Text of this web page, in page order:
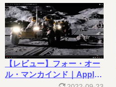
【レビュー】フォー・オー
ル・マンカインド｜Apple